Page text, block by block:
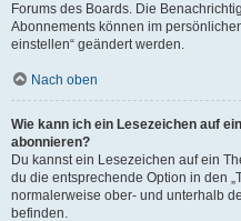
Forums des Boards. Die
Abonnements können im
einstellen“ geändert werden.
Nach oben
Wie kann ich ein Lesezeichen auf
abonnieren?
Du kannst ein Lesezeichen auf ein
du die entsprechende Option in den
normalerweise ober- und unterhalb
befinden.